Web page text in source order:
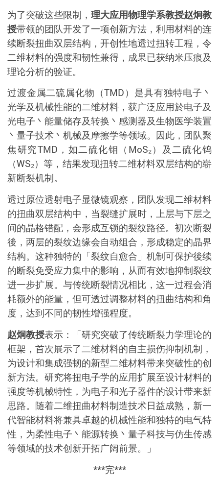
为了突破这些限制， 理大应用物理学系教授赵炯教
授带领的团队开发了一项创新方法，利用材料的连
续断裂扭曲双层结构，开创性地透过扭转工程，令
二维材料的强度和韧性兼得，成果已获纳米压痕及
理论分析的验证。
过渡金属二硫属化物（TMD）是具有独特电子丶
光学及机械性能的二维材料，获广泛应用於电子及
光电子丶能量储存及转换丶感测器及生物医学装置
丶量子技术丶机械及摩擦学等领域。因此，团队聚
焦研究TMD ，如二硫化钼（ MoS₂）及二硫化钨
（WS₂）等，结果发现扭转二维材料双层结构的崭
新断裂机制。
透过原位透射电子显微镜观察 ， 团队发现二维材料
的扭曲双层结构中，当裂缝扩展时，上层与下层之
间的晶格错配，会形成互锁的裂纹路径。初次断裂
後，两层的裂纹边缘会自动组合，形成稳定的晶界
结构。这种独特的「裂纹自愈合」机制可保护後续
的断裂免受应力集中的影响，从而有效地抑制裂纹
进一步扩展。与传统断裂情况相比，这一过程会消
耗额外的能量，但可透过调整材料的扭曲结构和角
度，达到不同的韧性增强程度。
赵炯教授表示：「研究突破了传统断裂力学理论的
框架，首次展示了二维材料的自主损伤抑制机制，
为设计和集成强韧的新型二维材料带来突破性的创
新方法。研究将扭电子学的应用扩展至设计材料的
强度等机械特性，为电子和光子器件的设计带来新
思路。随着二维扭曲材料制造技术日益成熟，新一
代智能材料将兼具卓越的机械性能和独特的电气特
性，为柔性电子丶能源转换丶量子科技与仿生传感
等领域的技术创新开拓广阔前景。」
***完***